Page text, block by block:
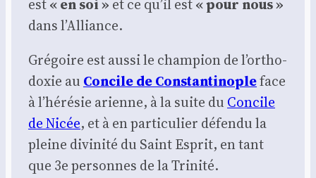
est« en soi » et ce qu’il est« pour nous »
dans l’Al­liance.
Gré­goire est aus­si le cham­pion de l’or­tho­
doxie au Concile de Constan­ti­nopleface
à l’hé­ré­sie arienne, à la suite du Concile
de Nicée, et à en par­ti­cu­lier défen­du la
pleine divi­ni­té du Saint Esprit, en tant
que 3e per­sonnes de la Tri­ni­té.